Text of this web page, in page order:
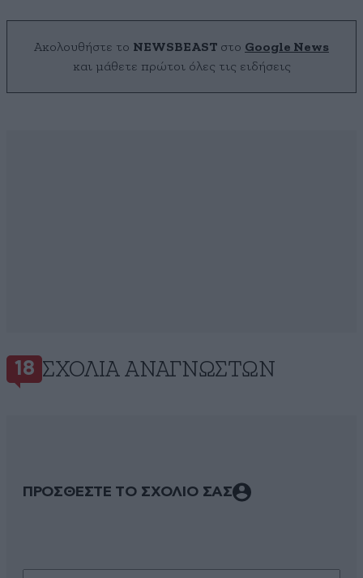
Ακολουθήστε το NEWSBEAST στο Google News
και μάθετε πρώτοι όλες τις ειδήσεις
18 ΣΧΌΛΙΑ ΑΝΑΓΝΩΣΤΏΝ
ΠΡΟΣΘΕΣΤΕ ΤΟ ΣΧΟΛΙΟ ΣΑΣ